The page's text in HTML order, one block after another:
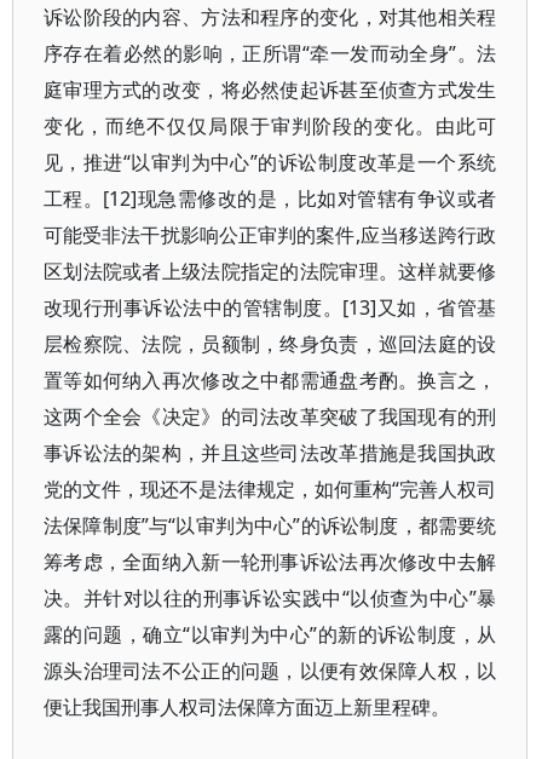
诉讼阶段的内容、方法和程序的变化，对其他相关程
序存在着必然的影响，正所谓“牵一发而动全身”。法
庭审理方式的改变，将必然使起诉甚至侦查方式发生
变化，而绝不仅仅局限于审判阶段的变化。由此可
见，推进“以审判为中心”的诉讼制度改革是一个系统
工程。[12]现急需修改的是，比如对管辖有争议或者
可能受非法干扰影响公正审判的案件,应当移送跨行政
区划法院或者上级法院指定的法院审理。这样就要修
改现行刑事诉讼法中的管辖制度。[13]又如，省管基
层检察院、法院，员额制，终身负责，巡回法庭的设
置等如何纳入再次修改之中都需通盘考酌。换言之，
这两个全会《决定》的司法改革突破了我国现有的刑
事诉讼法的架构，并且这些司法改革措施是我国执政
党的文件，现还不是法律规定，如何重构“完善人权司
法保障制度”与“以审判为中心”的诉讼制度，都需要统
筹考虑，全面纳入新一轮刑事诉讼法再次修改中去解
决。并针对以往的刑事诉讼实践中“以侦查为中心”暴
露的问题，确立“以审判为中心”的新的诉讼制度，从
源头治理司法不公正的问题，以便有效保障人权，以
便让我国刑事人权司法保障方面迈上新里程碑。